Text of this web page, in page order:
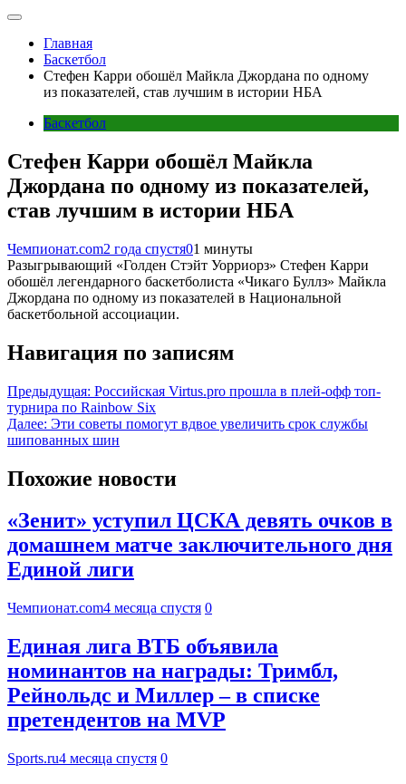
Главная
Баскетбол
Стефен Карри обошёл Майкла Джордана по одному
из показателей, став лучшим в истории НБА
Баскетбол
Стефен Карри обошёл Майкла
Джордана по одному из показателей,
став лучшим в истории НБА
Чемпионат.com2 года спустя01 минуты
Разыгрывающий «Голден Стэйт Уорриорз» Стефен Карри
обошёл легендарного баскетболиста «Чикаго Буллз» Майкла
Джордана по одному из показателей в Национальной
баскетбольной ассоциации.
Навигация по записям
Предыдущая: Российская Virtus.pro прошла в плей-офф топ-
турнира по Rainbow Six
Далее: Эти советы помогут вдвое увеличить срок службы
шипованных шин
Похожие новости
«Зенит» уступил ЦСКА девять очков в
домашнем матче заключительного дня
Единой лиги
Чемпионат.com4 месяца спустя 0
Единая лига ВТБ объявила
номинантов на награды: Тримбл,
Рейнольдс и Миллер – в списке
претендентов на MVP
Sports.ru4 месяца спустя 0